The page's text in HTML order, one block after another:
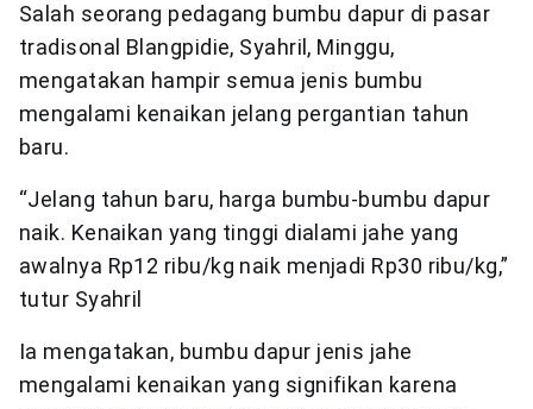
Salah seorang pedagang bumbu dapur di pasar
tradisonal Blangpidie, Syahril, Minggu,
mengatakan hampir semua jenis bumbu
mengalami kenaikan jelang pergantian tahun
baru.
“Jelang tahun baru, harga bumbu-bumbu dapur
naik. Kenaikan yang tinggi dialami jahe yang
awalnya Rp12 ribu/kg naik menjadi Rp30 ribu/kg,”
tutur Syahril
Ia mengatakan, bumbu dapur jenis jahe
mengalami kenaikan yang signifikan karena